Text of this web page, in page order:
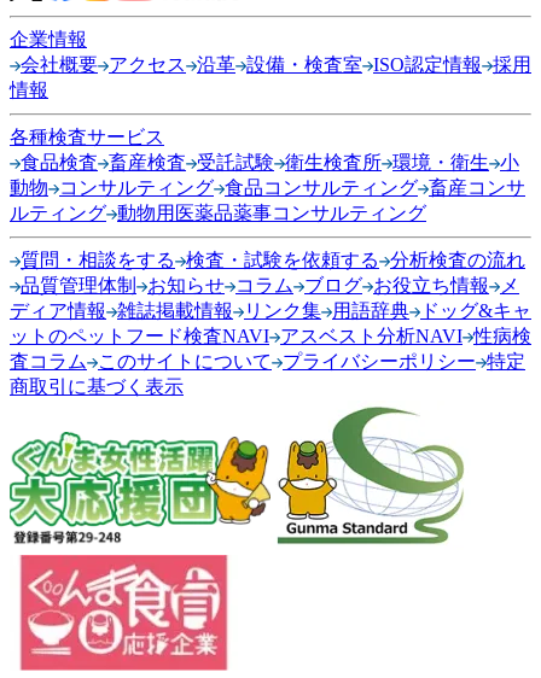
企業情報
会社概要 アクセス 沿革 設備・検査室 ISO認定情報
採用
情報
各種検査サービス
食品検査
畜産検査 受託試験 衛生検査所 環境・衛生 小
動物
コンサルティング 食品コンサルティング
畜産コンサ
ルティング 動物用医薬品薬事コンサルティング
質問・相談をする 検査・試験を依頼する
分析検査の流れ
品質管理体制
お知らせ コラム ブログ お役立ち情報
メ
ディア情報
雑誌掲載情報 リンク集 用語辞典
ドッグ&キャ
ットのペットフード検査NAVI アスベスト分析NAVI 性病検
査コラム
このサイトについて プライバシーポリシー 特定
商取引に基づく表示